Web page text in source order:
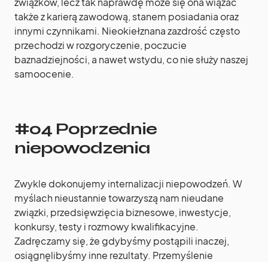
także z karierą zawodową, stanem posiadania oraz
innymi czynnikami. Nieokiełznana zazdrość często
przechodzi w rozgoryczenie, poczucie
baznadziejności, a nawet wstydu, co nie służy naszej
samoocenie.
#04 Poprzednie
niepowodzenia
Zwykle dokonujemy internalizacji niepowodzeń. W
myślach nieustannie towarzyszą nam nieudane
związki, przedsięwzięcia biznesowe, inwestycje,
konkursy, testy i rozmowy kwalifikacyjne.
Zadręczamy się, że gdybyśmy postąpili inaczej,
osiągnęlibyśmy inne rezultaty. Przemyślenie